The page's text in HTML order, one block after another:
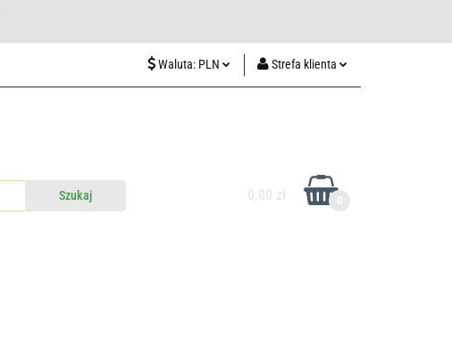
Waluta: PLN Strefa klienta